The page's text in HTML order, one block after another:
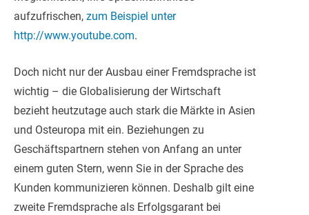
aufzufrischen, zum Beispiel unter
http://www.youtube.com.
Doch nicht nur der Ausbau einer Fremdsprache ist
wichtig – die Globalisierung der Wirtschaft
bezieht heutzutage auch stark die Märkte in Asien
und Osteuropa mit ein. Beziehungen zu
Geschäftspartnern stehen von Anfang an unter
einem guten Stern, wenn Sie in der Sprache des
Kunden kommunizieren können. Deshalb gilt eine
zweite Fremdsprache als Erfolgsgarant bei